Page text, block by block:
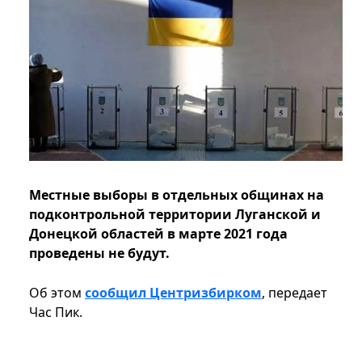
Местные выборы в отдельных общинах на
подконтрольной территории Луганской и
Донецкой областей в марте 2021 года
проведены не будут.
Об этом сообщил Центризбирком, передает
Час Пик.